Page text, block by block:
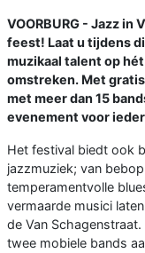
VOORBURG - Jazz
feest! Laat u tijdens
muzikaal talent op
omstreken. Met
met meer dan 15
evenement voor
Het festival biedt ook
jazzmuziek; van
temperamentvolle
vermaarde musici
de Van
twee mobiele bands